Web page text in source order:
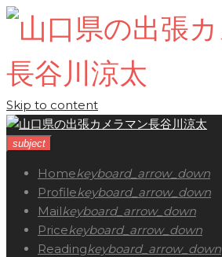
Skip to content
subject
Homekeyboard_arrow_down
Profilekeyboard_arrow_down
Mailkeyboard_arrow_down
Pricekeyboard_arrow_down
Readingkeyboard_arrow_down